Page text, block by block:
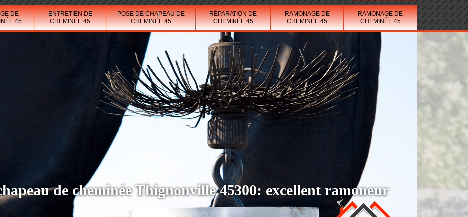
DE
45
ENTRETIEN DE
CHEMINÉE 45
POSE DE CHAPEAU DE
CHEMINÉE 45
RÉPARATION DE
CHEMINÉE 45
RAMONAGE DE
CHEMINÉE 45
RAMONAGE DE
CHEMINÉE 45
de cheminée Thignonville 45300: excellent ramoneur